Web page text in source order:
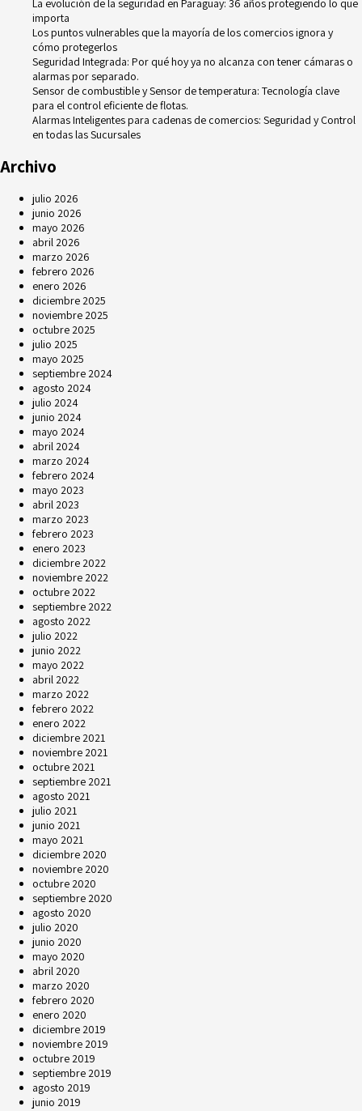
La evolución de la seguridad en Paraguay: 36 años protegiendo lo que
importa
Los puntos vulnerables que la mayoría de los comercios ignora y
cómo protegerlos
Seguridad Integrada: Por qué hoy ya no alcanza con tener cámaras o
alarmas por separado.
Sensor de combustible y Sensor de temperatura: Tecnología clave
para el control eficiente de flotas.
Alarmas Inteligentes para cadenas de comercios: Seguridad y Control
en todas las Sucursales
Archivo
julio 2026
junio 2026
mayo 2026
abril 2026
marzo 2026
febrero 2026
enero 2026
diciembre 2025
noviembre 2025
octubre 2025
julio 2025
mayo 2025
septiembre 2024
agosto 2024
julio 2024
junio 2024
mayo 2024
abril 2024
marzo 2024
febrero 2024
mayo 2023
abril 2023
marzo 2023
febrero 2023
enero 2023
diciembre 2022
noviembre 2022
octubre 2022
septiembre 2022
agosto 2022
julio 2022
junio 2022
mayo 2022
abril 2022
marzo 2022
febrero 2022
enero 2022
diciembre 2021
noviembre 2021
octubre 2021
septiembre 2021
agosto 2021
julio 2021
junio 2021
mayo 2021
diciembre 2020
noviembre 2020
octubre 2020
septiembre 2020
agosto 2020
julio 2020
junio 2020
mayo 2020
abril 2020
marzo 2020
febrero 2020
enero 2020
diciembre 2019
noviembre 2019
octubre 2019
septiembre 2019
agosto 2019
junio 2019